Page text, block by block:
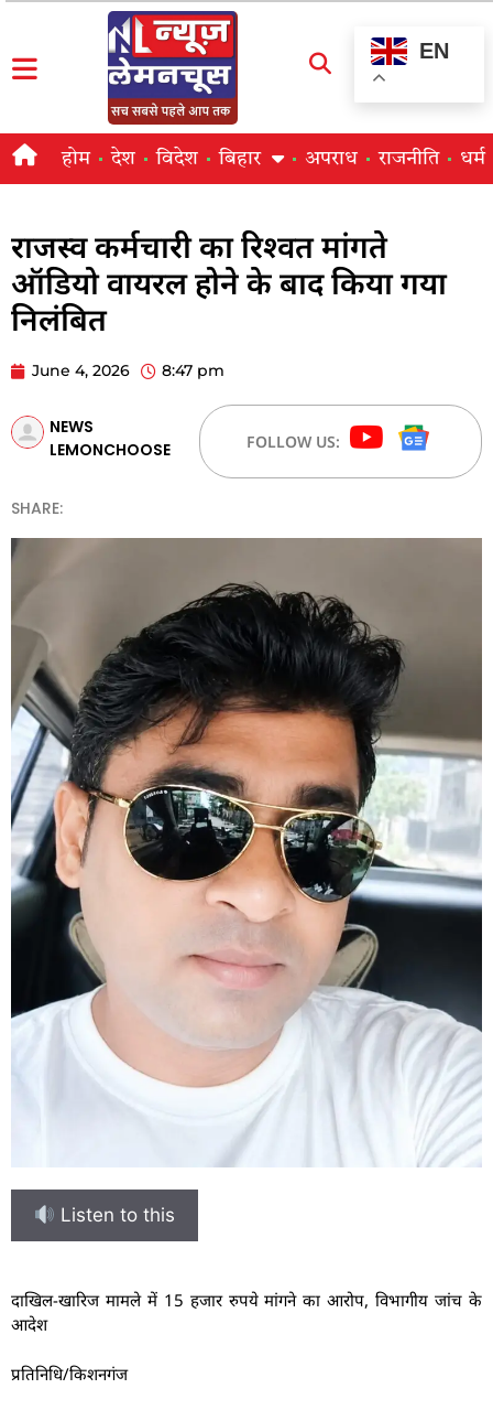
EN
होम देश विदेश बिहार अपराध राजनीति धर्म
राजस्व कर्मचारी का रिश्वत मांगते
ऑडियो वायरल होने के बाद किया गया
निलंबित
June 4, 2026 8:47 pm
NEWS
LEMONCHOOSE
FOLLOW US:
SHARE:
Listen to this
दाखिल-खारिज मामले में 15 हजार रुपये मांगने का आरोप, विभागीय जांच के
आदेश
प्रतिनिधि/किशनगंज